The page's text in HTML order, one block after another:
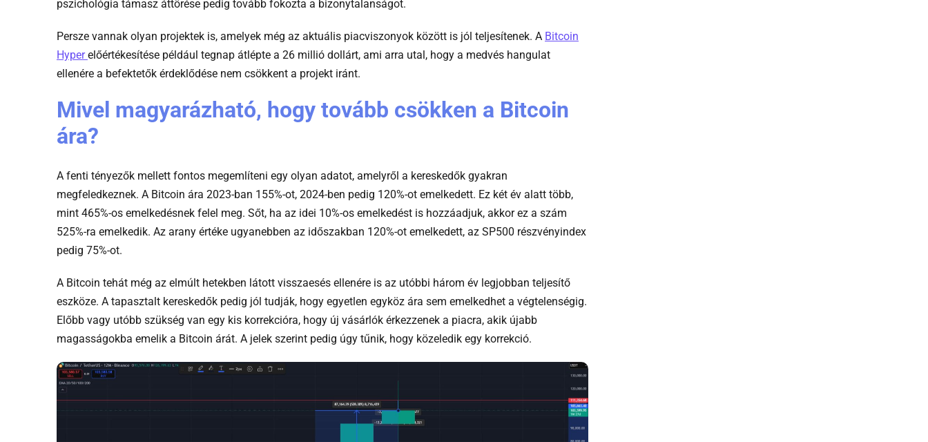
pszichológia támasz áttörése pedig tovább fokozta a bizonytalanságot.
Persze vannak olyan projektek is, amelyek még az aktuális piacviszonyok között is jól teljesítenek. A Bitcoin
Hyper-
B_btchyper
hu
előértékesítése például tegnap átlépte a 26 millió dollárt, ami arra utal, hogy a medvés hangulat
ellenére a befektetők érdeklődése nem csökkent a projekt iránt.
Mivel magyarázható, hogy tovább csökken a Bitcoin
ára?
A fenti tényezők mellett fontos megemlíteni egy olyan adatot, amelyről a kereskedők gyakran
megfeledkeznek. A Bitcoin ára 2023-ban 155%-ot, 2024-ben pedig 120%-ot emelkedett. Ez két év alatt több,
mint 465%-os emelkedésnek felel meg. Sőt, ha az idei 10%-os emelkedést is hozzáadjuk, akkor ez a szám
525%-ra emelkedik. Az arany értéke ugyanebben az időszakban 120%-ot emelkedett, az SP500 részvényindex
pedig 75%-ot.
A Bitcoin tehát még az elmúlt hetekben látott visszaesés ellenére is az utóbbi három év legjobban teljesítő
eszköze. A tapasztalt kereskedők pedig jól tudják, hogy egyetlen egyköz ára sem emelkedhet a végtelenségig.
Előbb vagy utóbb szükség van egy kis korrekcióra, hogy új vásárlók érkezzenek a piacra, akik újabb
magasságokba emelik a Bitcoin árát. A jelek szerint pedig úgy tűnik, hogy közeledik egy korrekció.